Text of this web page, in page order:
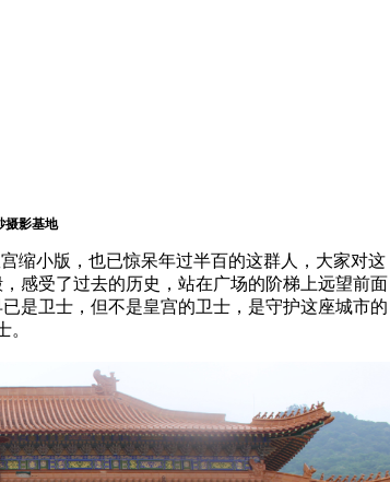
摄影基地
小版，也已惊呆年过半百的这群人，大家对这
感受了过去的历史，站在广场的阶梯上远望前面
是卫士，但不是皇宫的卫士，是守护这座城市的
。